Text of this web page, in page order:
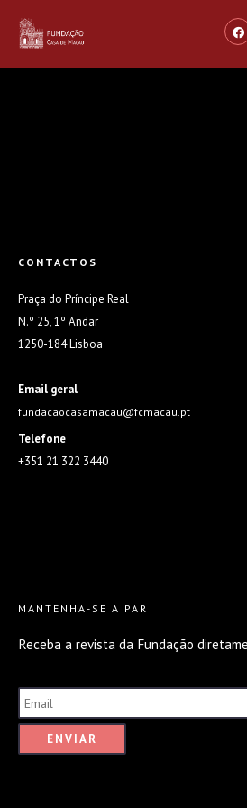
Saltar
para
o
CONTACTOS
Praça do Príncipe Real
N.º 25, 1º Andar
1250-184 Lisboa
Email geral
fundacaocasamacau@fcmacau.pt
Telefone
+351 21 322 3440
MANTENHA-SE A PAR
Receba a revista da Fundação